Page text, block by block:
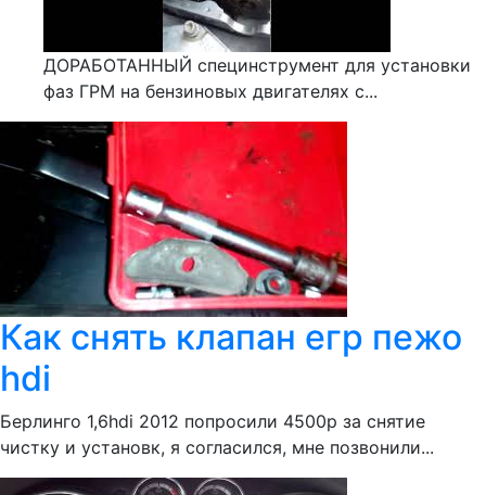
ДОРАБОТАННЫЙ специнструмент для установки
фаз ГРМ на бензиновых двигателях с...
Как снять клапан егр пежо
hdi
Берлинго 1,6hdi 2012 попросили 4500р за снятие
чистку и установк, я согласился, мне позвонили...